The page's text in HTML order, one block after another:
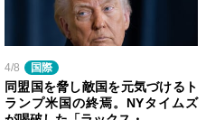
4/8 国際
同盟国を脅し敵国を元気づけるト
ランプ米国の終焉。NYタイムズ